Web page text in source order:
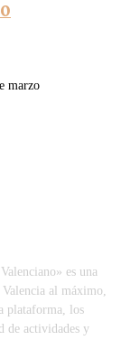
marzo
es una
al máximo,
plataforma, los
de actividades y